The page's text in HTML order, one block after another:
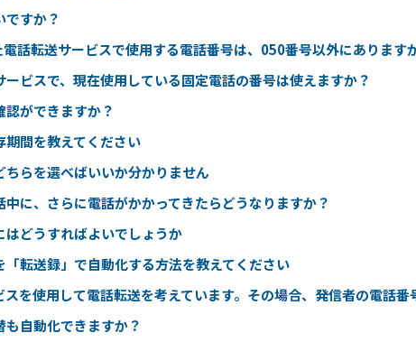
ですか？
電話転送サービスで使用する電話番号は、050番号以外にあります
ービスで、現在使用している固定電話の番号は使えますか？
ができますか？
間を教えてください
らを選べばいいか分かりません
に、さらに電話がかかってきたらどうなりますか？
どうすればよいでしょうか
転送録」で自動化する方法を教えてください
を使用して電話転送を考えています。その場合、発信者の電話
自動化できますか？